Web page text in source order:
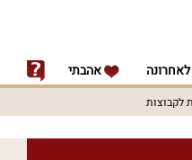
אהבתי
לקבוצות